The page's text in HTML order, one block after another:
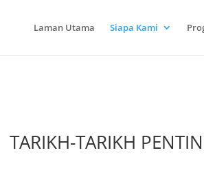
Laman Utama Siapa Kami
TARIKH-TARIKH